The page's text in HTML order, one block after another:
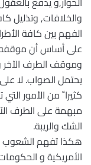
والخلافات, وتذليل
الفهم بين كافة
على أساس أن موقفه
وموقف الطرف الآخر
يحتمل الصواب. لا
كثيرا ً من الأمور
مبهمة على الطرف
الشك والريبة.
هكذا تفهم الشعوب
الأمريكية و الحكومات